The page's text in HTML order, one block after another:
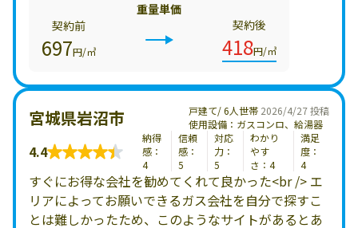
重量単価
契約前
697円/㎥
契約後
418円/㎥
2026/4/27 投稿
宮城県岩沼市
戸建て/ 6人世帯
使用設備：ガスコンロ、給湯器
4.4
納得
感：
4
信頼
感：
5
対応
力：
5
わかり
やす
さ：4
満足
度：
4
すぐにお得な会社を勧めてくれて良かった<br /> エ
リアによってお願いできるガス会社を自分で探すこ
とは難しかったため、このようなサイトがあるとあ